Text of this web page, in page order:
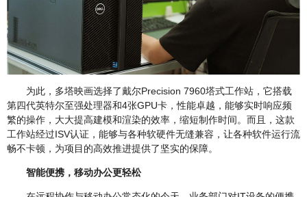
为此，多塔映画选择了戴尔Precision 7960塔式工作站，它搭载
第四代英特尔至强处理器和4张GPU卡，性能卓越，能够实时响应频
繁的操作，大大提高建模和渲染的效率，缩短制作时间。而且，这款
工作站经过ISV认证，能够与各种软硬件无缝兼容，让各种软件运行流
畅不卡顿，为项目的高效推进提供了坚实的保障。
智能便携，移动办公更轻松